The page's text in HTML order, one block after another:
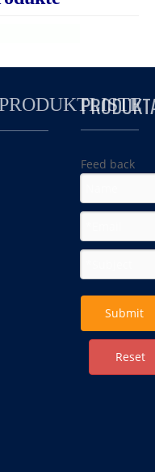
Drehmoment,
integrieren
Feed back
Submit
Reset